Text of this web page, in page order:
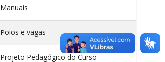
Manuais
Polos e vagas
Projeto Pedagógico do Curso